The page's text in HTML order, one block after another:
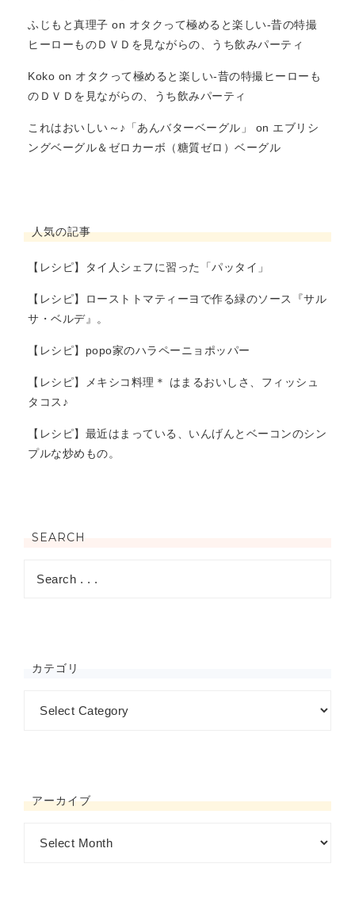
ふじもと真理子 on オタクって極めると楽しい-昔の特撮
ヒーローものＤＶＤを見ながらの、うち飲みパーティ
Koko on オタクって極めると楽しい-昔の特撮ヒーローも
のＤＶＤを見ながらの、うち飲みパーティ
これはおいしい～♪「あんバターベーグル」 on エブリシ
ングベーグル＆ゼロカーボ（糖質ゼロ）ベーグル
人気の記事
【レシピ】タイ人シェフに習った「パッタイ」
【レシピ】ローストトマティーヨで作る緑のソース『サル
サ・ベルデ』。
【レシピ】popo家のハラペーニョポッパー
【レシピ】メキシコ料理＊ はまるおいしさ、フィッシュ
タコス♪
【レシピ】最近はまっている、いんげんとベーコンのシン
プルな炒めもの。
SEARCH
カテゴリ
アーカイブ